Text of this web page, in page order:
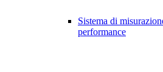
Sistema di
performance